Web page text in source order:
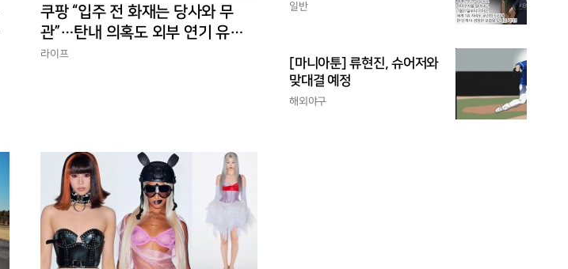
쿠팡 “입주 전 화재는 당사와 무
관”…탄내 의혹도 외부 연기 유입
반박
라이프
일반
[마니아툰] 류현진, 슈어저와
맞대결 예정
해외야구